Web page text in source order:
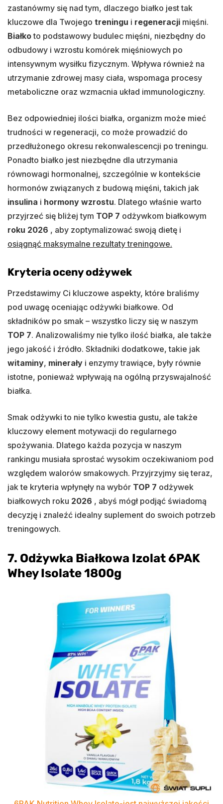
zastanówmy się nad tym, dlaczego białko jest tak
kluczowe dla Twojego treningu i regeneracji mięśni.
Białkoto podstawowy budulec mięśni, niezbędny do
odbudowy i wzrostu komórek mięśniowych po
intensywnym wysiłku fizycznym. Wpływa również na
utrzymanie zdrowej masy ciała, wspomaga procesy
metaboliczne oraz wzmacnia układ immunologiczny.
Bez odpowiedniej ilości białka, organizm może mieć
trudności w regeneracji, co może prowadzić do
przedłużonego okresu rekonwalescencji po treningu.
Ponadto białko jest niezbędne dla utrzymania
równowagi hormonalnej, szczególnie w kontekście
hormonów związanych z budową mięśni, takich jak
insulina i hormony wzrostu. Dlatego właśnie warto
przyjrzeć się bliżej tym TOP 7 odżywkom białkowym
roku 2026 , aby zoptymalizować swoją dietę i
osiągnąć maksymalne rezultaty treningowe.
Kryteria oceny odżywek
Przedstawimy Ci kluczowe aspekty, które braliśmy
pod uwagę oceniając odżywki białkowe. Od
składników po smak – wszystko liczy się w naszym
TOP 7. Analizowaliśmy nie tylko ilość białka, ale także
jego jakość i źródło. Składniki dodatkowe, takie jak
witaminy, minerały i enzymy trawiące, były równie
istotne, ponieważ wpływają na ogólną przyswajalność
białka.
Smak odżywki to nie tylko kwestia gustu, ale także
kluczowy element motywacji do regularnego
spożywania. Dlatego każda pozycja w naszym
rankingu musiała sprostać wysokim oczekiwaniom pod
względem walorów smakowych. Przyjrzyjmy się teraz,
jak te kryteria wpłynęły na wybór TOP 7 odżywek
białkowych roku 2026 , abyś mógł podjąć świadomą
decyzję i znaleźć idealny suplement do swoich potrzeb
treningowych.
7. Odżywka Białkowa Izolat 6PAK
Whey Isolate 1800g